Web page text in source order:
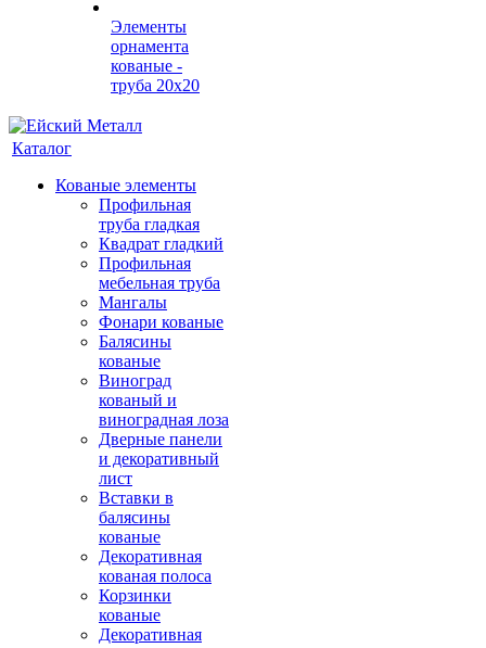
Элементы
орнамента
кованые -
труба 20х20
Каталог
Кованые элементы
Профильная
труба гладкая
Квадрат гладкий
Профильная
мебельная труба
Мангалы
Фонари кованые
Балясины
кованые
Виноград
кованый и
виноградная лоза
Дверные панели
и декоративный
лист
Вставки в
балясины
кованые
Декоративная
кованая полоса
Корзинки
кованые
Декоративная